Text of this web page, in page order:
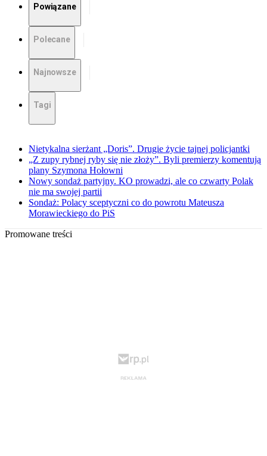
Powiązane
Polecane
Najnowsze
Tagi
Nietykalna sierżant „Doris”. Drugie życie tajnej policjantki
„Z zupy rybnej ryby się nie złoży”. Byli premierzy komentują
plany Szymona Hołowni
Nowy sondaż partyjny. KO prowadzi, ale co czwarty Polak
nie ma swojej partii
Sondaż: Polacy sceptyczni co do powrotu Mateusza
Morawieckiego do PiS
Promowane treści